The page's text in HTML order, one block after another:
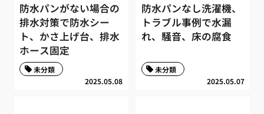
防水パンがない場合の
排水対策で防水シー
ト、かさ上げ台、排水
ホース固定
2025.05.08
未分類
防水パンなし洗濯機、
トラブル事例で水漏
れ、騒音、床の腐食
2025.05.07
未分類